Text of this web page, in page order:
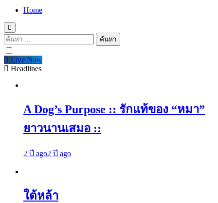
Home
ค้นหา
สำหรับ:
Live Now
Headlines
A Dog’s Purpose :: รักแท้ของ “หมา”
ยาวนานเสมอ ::
2 ปี ago2 ปี ago
ใต้หล้า